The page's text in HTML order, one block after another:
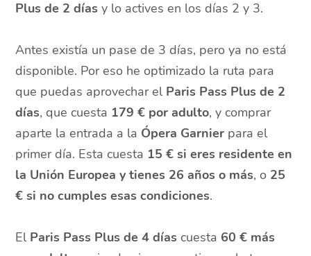
Plus de 2 días y lo actives en los días 2 y 3.
Antes existía un pase de 3 días, pero ya no está
disponible. Por eso he optimizado la ruta para
que puedas aprovechar el Paris Pass Plus de 2
días, que cuesta 179 € por adulto, y comprar
aparte la entrada a la Ópera Garnier para el
primer día. Esta cuesta 15 € si eres residente en
la Unión Europea y tienes 26 años o más, o 25
€ si no cumples esas condiciones.
El Paris Pass Plus de 4 días cuesta 60 € más